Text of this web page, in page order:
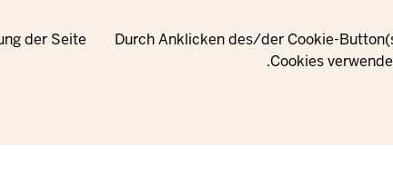
Durch Anklicken des/der Cookie-
Cookies
der Seite